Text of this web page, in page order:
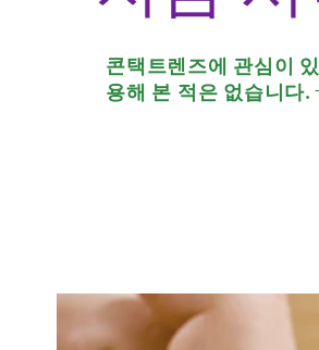
콘택트렌즈에 관심이
용해 본 적은 없습니다.